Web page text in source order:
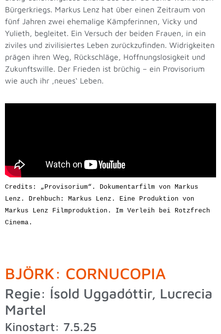
Bürgerkriegs. Markus Lenz hat über einen Zeitraum von
fünf Jahren zwei ehemalige Kämpferinnen, Vicky und
Yulieth, begleitet. Ein Versuch der beiden Frauen, in ein
ziviles und zivilisiertes Leben zurückzufinden. Widrigkeiten
prägen ihren Weg, Rückschläge, Hoffnungslosigkeit und
Zukunftswille. Der Frieden ist brüchig – ein Provisorium
wie auch ihr ‚neues‘ Leben.
Credits: „Provisorium“. Dokumentarfilm von Markus
Lenz. Drehbuch: Markus Lenz. Eine Produktion von
Markus Lenz Filmproduktion. Im Verleih bei Rotzfrech
Cinema.
BJÖRK: CORNUCOPIA
Regie: Ísold Uggadóttir, Lucrecia
Martel
Kinostart: 7.5.25